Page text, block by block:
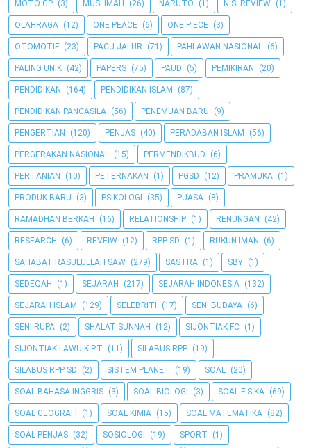
MOTO GP (3) MUSLIMAH (26) NARUTO (1) NISI REVIEW (1)
OLAHRAGA (12) ONE PEACE (6) ONE PIECE (3)
OTOMOTIF (23) PACU JALUR (71) PAHLAWAN NASIONAL (6)
PALING UNIK (42) PAPERS (75) PAUD (5) PEMIKIRAN (20)
PENDIDIKAN (164) PENDIDIKAN ISLAM (87)
PENDIDIKAN PANCASILA (56) PENEMUAN BARU (9)
PENGERTIAN (120) PENJAS (40) PERADABAN ISLAM (56)
PERGERAKAN NASIONAL (15) PERMENDIKBUD (6)
PERTANIAN (10) PETERNAKAN (1) PGSD (12) PRAMUKA (1)
PRODUK BARU (3) PSIKOLOGI (35) PUASA (8)
RAMADHAN BERKAH (16) RELATIONSHIP (1) RENUNGAN (42)
RESEARCH (6) REVEIW (12) RPP SD (1) RUKUN IMAN (6)
SAHABAT RASULULLAH SAW (279) SASTRA (1) SBY (1)
SEDEQAH (1) SEJARAH (217) SEJARAH INDONESIA (132)
SEJARAH ISLAM (129) SELEBRITI (17) SENI BUDAYA (6)
SENI RUPA (2) SHALAT SUNNAH (12) SIJONTIAK FC (1)
SIJONTIAK LAWUIK P.T (11) SILABUS RPP (19)
SILABUS RPP SD (2) SISTEM PLANET (19) SOAL (20)
SOAL BAHASA INGGRIS (3) SOAL BIOLOGI (3) SOAL FISIKA (69)
SOAL GEOGRAFI (1) SOAL KIMIA (15) SOAL MATEMATIKA (82)
SOAL PENJAS (32) SOSIOLOGI (19) SPORT (1)